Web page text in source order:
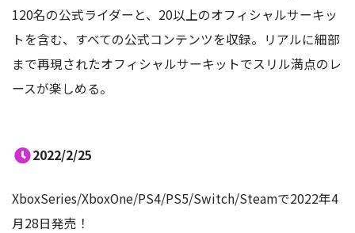
120名の公式ライダーと、20以上のオフィシャルサーキッ
トを含む、すべての公式コンテンツを収録。リアルに細部
まで再現されたオフィシャルサーキットでスリル満点のレ
ースが楽しめる。
2022/2/25
XboxSeries/XboxOne/PS4/PS5/Switch/Steamで2022年4
月28日発売！